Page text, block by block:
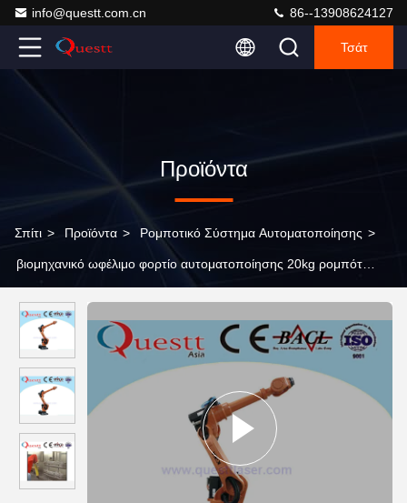
info@questt.com.cn 86--13908624127
Τσάτ
Προϊόντα
Σπίτι > Προϊόντα > Ρομποτικό Σύστημα Αυτοματοποίησης >
βιομηχανικό ωφέλιμο φορτίο αυτοματοποίησης 20kg ρομπότ